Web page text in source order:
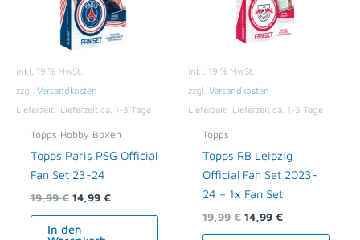
inkl. 19 % MwSt.
zzgl. Versandkosten
Lieferzeit: Lieferzeit ca. 1-3 Tage
Topps Hobby Boxen
Topps Paris PSG Official
Fan Set 23-24
19,99€ 14,99 €
In den
inkl. 19 % MwSt.
zzgl. Versandkosten
Lieferzeit: Lieferzeit ca. 1-3 Tage
Topps
Topps RB Leipzig
Official Fan Set 2023-
24 – 1x Fan Set
19,99€ 14,99 €